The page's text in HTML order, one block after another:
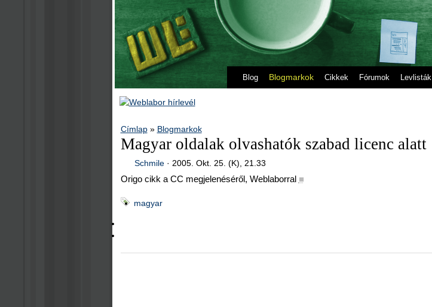
Blog Blogmarkok Cikkek Fórumok Levlisták
Címlap» Blogmarkok
Magyar oldalak olvashatók szabad licenc alatt
Schmile · 2005. Okt. 25. (K), 21.33
Origo cikk a CC megjelenéséről, Weblaborral ■
magyar